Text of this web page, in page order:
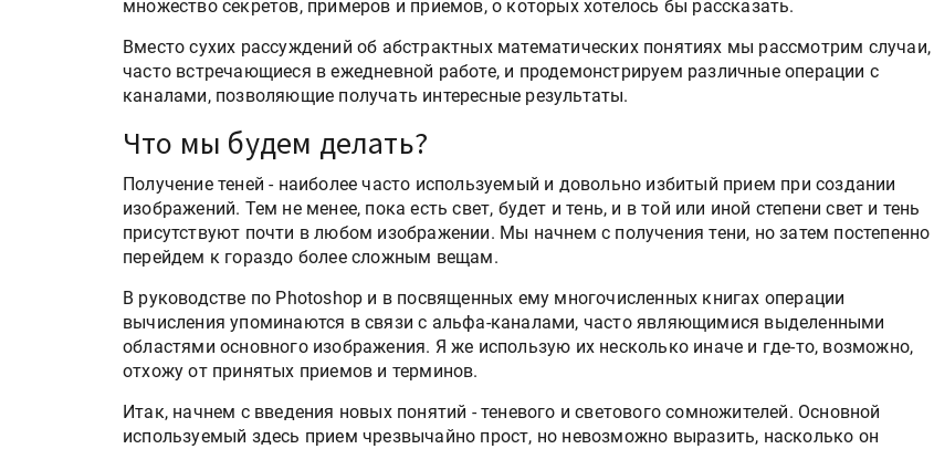
множество секретов, примеров и приемов, о которых хотелось бы рассказать.
Вместо сухих рассуждений об абстрактных математических понятиях мы рассмотрим случаи,
часто встречающиеся в ежедневной работе, и продемонстрируем различные операции с
каналами, позволяющие получать интересные результаты.
Что мы будем делать?
Получение теней - наиболее часто используемый и довольно избитый прием при создании
изображений. Тем не менее, пока есть свет, будет и тень, и в той или иной степени свет и тень
присутствуют почти в любом изображении. Мы начнем с получения тени, но затем постепенно
перейдем к гораздо более сложным вещам.
В руководстве по Photoshop и в посвященных ему многочисленных книгах операции
вычисления упоминаются в связи с альфа-каналами, часто являющимися выделенными
областями основного изображения. Я же использую их несколько иначе и где-то, возможно,
отхожу от принятых приемов и терминов.
Итак, начнем с введения новых понятий - теневого и светового сомножителей. Основной
используемый здесь прием чрезвычайно прост, но невозможно выразить, насколько он